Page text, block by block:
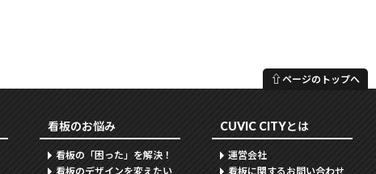
⇧ページのトップへ
看板のお悩み
看板の「困った」を解決！
看板のデザインを変えたい
CUVIC CITYとは
運営会社
看板に関するお問い合わせ